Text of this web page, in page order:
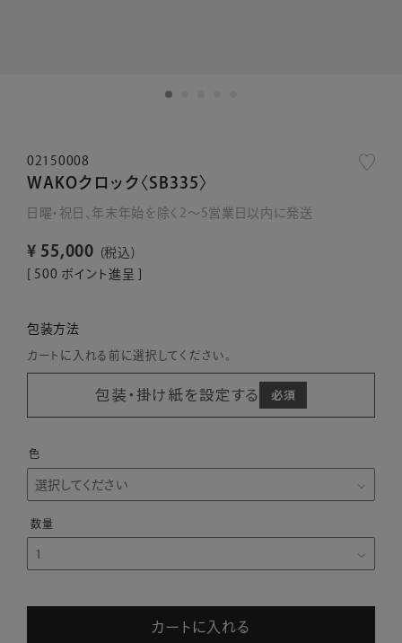
02150008
WAKOクロック〈SB335〉
日曜・祝日、年末年始を除く2～5営業日以内に発送
¥ 55,000
税込
[ 500 ポイント進呈 ]
包装方法
カートに入れる前に選択してください。
包装・掛け紙を設定する
色
カートに入れる